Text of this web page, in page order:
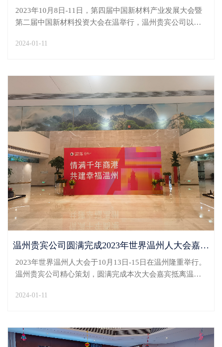
2023年10月8日-11日，第四届中国新材料产业发展大会暨
第二届中国新材料投资大会在温举行，温州贵宾公司以细
作。此次与会嘉宾有来自全国各地的新材料专家、企业
2024-01-11
温州贵宾公司圆满完成2023年世界温州人大会嘉宾抵离温服务保障工作
2023年世界温州人大会于10月13日-15日在温州隆重举行。
温州贵宾公司精心策划，圆满完成本次大会嘉宾抵离温服
充分借鉴刚刚结束的杭州第19届亚运会保障优秀经验，坚
2024-01-11